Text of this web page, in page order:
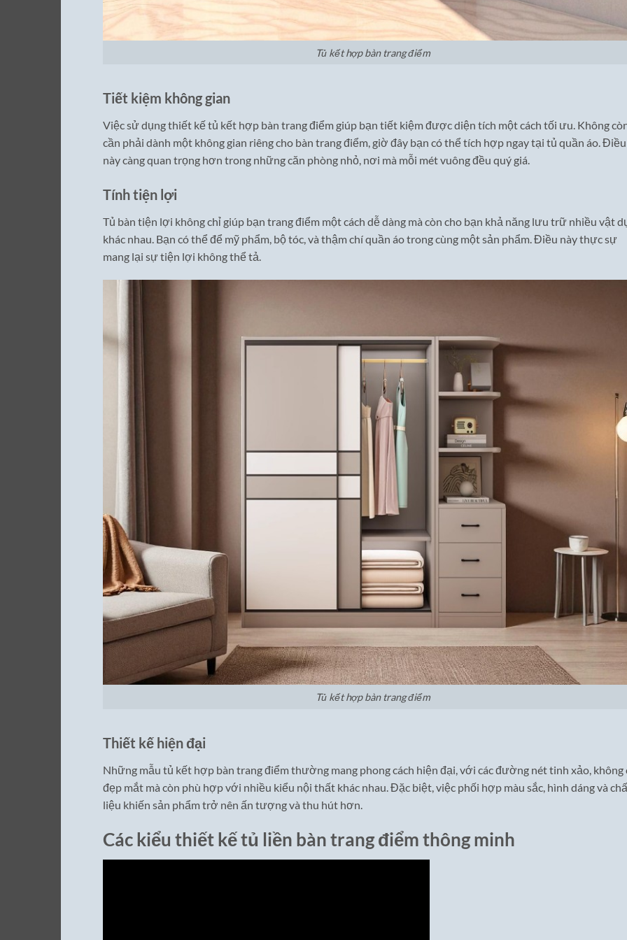
Tủ kết hợp bàn trang điểm
Tiết kiệm không gian
Việc sử dụng thiết kế tủ kết hợp bàn trang điểm giúp bạn tiết kiệm được diện tích một cách tối ưu. Không
cần phải dành một không gian riêng cho bàn trang điểm, giờ đây bạn có thể tích hợp ngay tại tủ quần áo. Điều
này càng quan trọng hơn trong những căn phòng nhỏ, nơi mà mỗi mét vuông đều quý giá.
Tính tiện lợi
Tủ bàn tiện lợi không chỉ giúp bạn trang điểm một cách dễ dàng mà còn cho bạn khả năng lưu trữ nhiều vật
khác nhau. Bạn có thể để mỹ phẩm, bộ tóc, và thậm chí quần áo trong cùng một sản phẩm. Điều này thực sự
mang lại sự tiện lợi không thể tả.
Tủ kết hợp bàn trang điểm
Thiết kế hiện đại
Những mẫu tủ kết hợp bàn trang điểm thường mang phong cách hiện đại, với các đường nét tinh xảo, không
đẹp mắt mà còn phù hợp với nhiều kiểu nội thất khác nhau. Đặc biệt, việc phối hợp màu sắc, hình dáng và
liệu khiến sản phẩm trở nên ấn tượng và thu hút hơn.
Các kiểu thiết kế tủ liền bàn trang điểm thông minh